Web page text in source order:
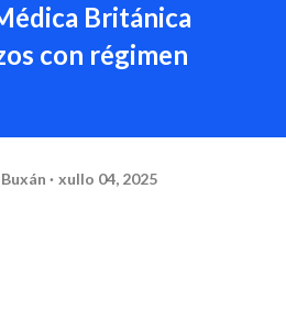
Británica
con régimen
xullo 04, 2025